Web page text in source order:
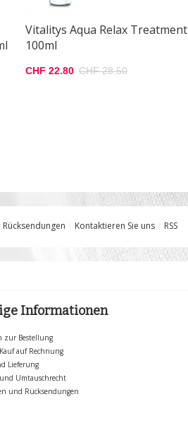
Vitalitys Aqua Relax Treatment
100ml
CHF 22.80 CHF 28.50
Kontaktieren Sie uns RSS
Informationen
zur Bestellung
auf Rechnung
Lieferung
Umtauschrecht
und Rücksendungen